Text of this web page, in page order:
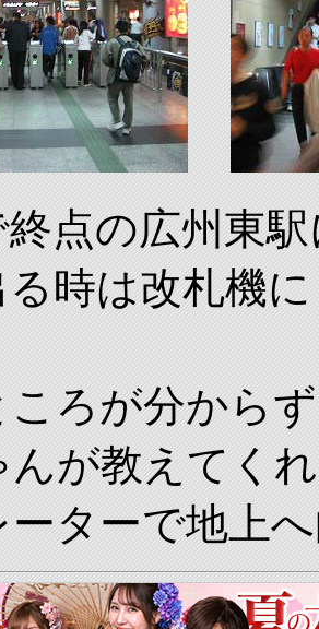
終点の広州東
時は改札機
ころが分から
んが教えてく
ーターで地上